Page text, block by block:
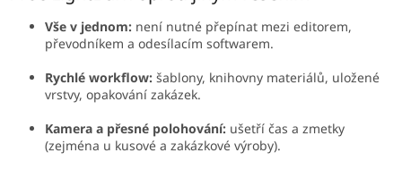
Vše v jednom: není nutné přepínat mezi editorem,
převodníkem a odesílacím softwarem.
Rychlé workflow: šablony, knihovny materiálů, uložené
vrstvy, opakování zakázek.
Kamera a přesné polohování: ušetří čas a zmetky
(zejména u kusové a zakázkové výroby).